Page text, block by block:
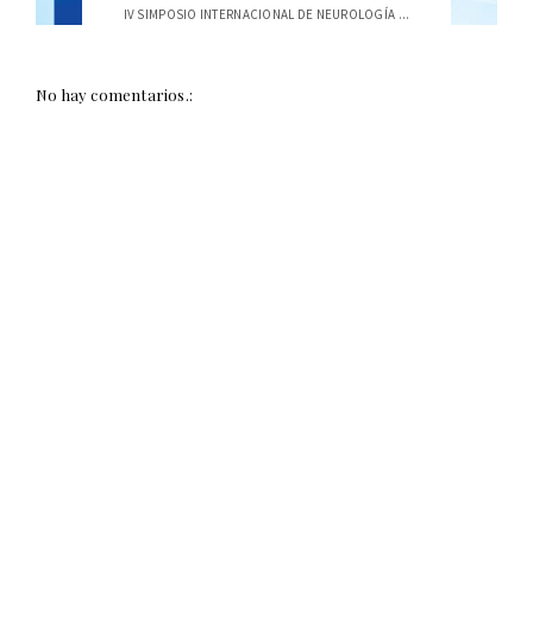
IV SIMPOSIO INTERNACIONAL DE NEUROLOGÍA ...
No hay comentarios.: